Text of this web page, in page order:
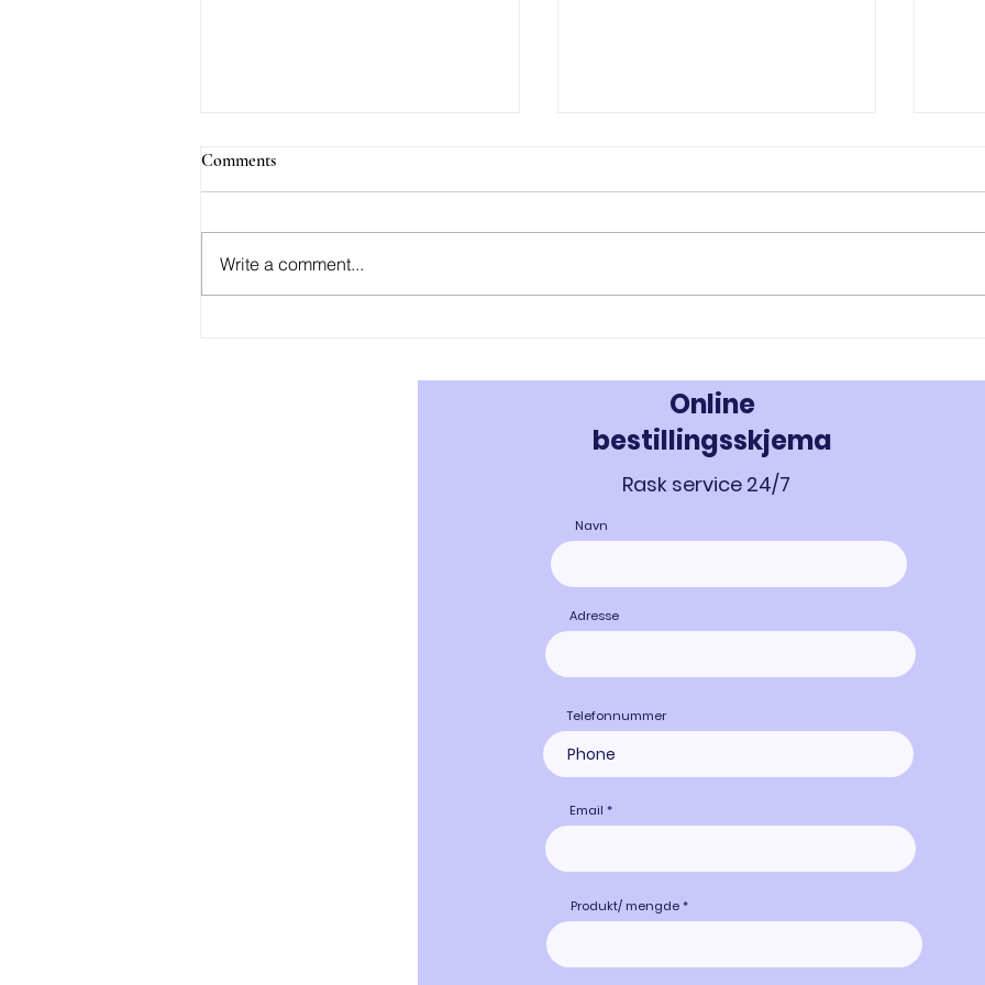
Kjøp AOD-9604 i Norge
Kjøp Testolone i Norge
677 i
Comments
Write a comment...
Online
bestillingsskjema
Rask service 24/7
Navn
Adresse
Telefonnummer
Email
Produkt/ mengde